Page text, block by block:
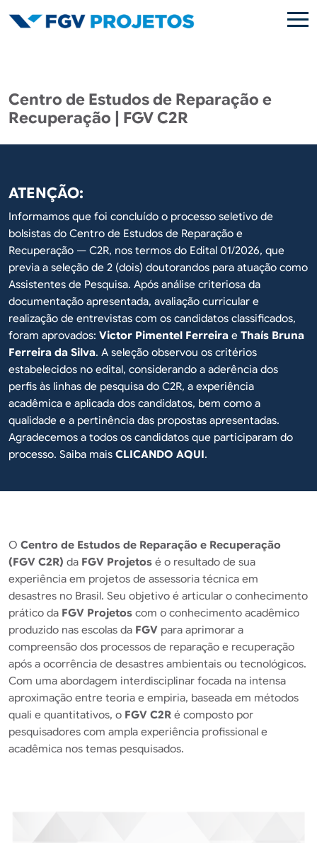
Centro de Estudos de Reparação e
Recuperação | FGV C2R
ATENÇÃO:
Informamos que foi concluído o processo seletivo de
bolsistas do Centro de Estudos de Reparação e
Recuperação — C2R, nos termos do Edital 01/2026, que
previa a seleção de 2 (dois) doutorandos para atuação como
Assistentes de Pesquisa. Após análise criteriosa da
documentação apresentada, avaliação curricular e
realização de entrevistas com os candidatos classificados,
foram aprovados: Victor Pimentel Ferreira e Thaís Bruna
Ferreira da Silva. A seleção observou os critérios
estabelecidos no edital, considerando a aderência dos
perfis às linhas de pesquisa do C2R, a experiência
acadêmica e aplicada dos candidatos, bem como a
qualidade e a pertinência das propostas apresentadas.
Agradecemos a todos os candidatos que participaram do
processo. Saiba mais CLICANDO AQUI.
O Centro de Estudos de Reparação e Recuperação
(FGV C2R) da FGV Projetos é o resultado de sua
experiência em projetos de assessoria técnica em
desastres no Brasil. Seu objetivo é articular o conhecimento
prático da FGV Projetos com o conhecimento acadêmico
produzido nas escolas da FGV para aprimorar a
compreensão dos processos de reparação e recuperação
após a ocorrência de desastres ambientais ou tecnológicos.
Com uma abordagem interdisciplinar focada na intensa
aproximação entre teoria e empiria, baseada em métodos
quali e quantitativos, o FGV C2R é composto por
pesquisadores com ampla experiência profissional e
acadêmica nos temas pesquisados.